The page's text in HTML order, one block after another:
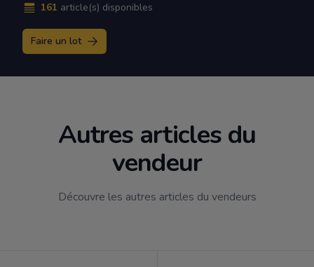
161 article(s) disponibles
Faire un lot
Autres articles du
vendeur
Découvre les autres articles du vendeurs